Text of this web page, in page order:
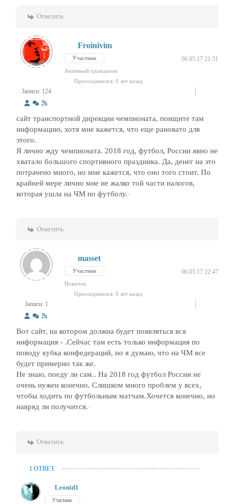
Ответить
Записи: 124
Froinivim
Участник 06.05.17 21:51
Активный гражданин
Присоединился: 9 лет назад
сайт транспортной дирекции чемпионата, поищите там
информацию, хотя мне кажется, что еще рановато для
этого.
Я лично жду чемпионата. 2018 год, футбол, России явно не
хватало большого спортивного праздника. Да, денег на это
потрачено много, но мне кажется, что оно того стоит. По
крайней мере лично мне не жалко той части налогов,
которая ушла на ЧМ по футболу.
Ответить
Записи: 1
masset
Участник 06.05.17 22:47
Новичок
Присоединился: 9 лет назад
Вот сайт, на котором должна будет появляться вся
информация - .Сейчас там есть только информация по
поводу кубка конфедераций, но я думаю, что на ЧМ все
будет примерно так же.
Не знаю, поеду ли сам.. На 2018 год футбол России не
очень нужен конечно. Слишком много проблем у всех,
чтобы ходить по футбольным матчам.Хочется конечно, но
навряд ли получится.
Ответить
1 ОТВЕТ
Leonid1
Участник